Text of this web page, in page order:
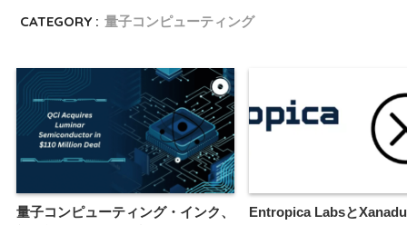
CATEGORY : 量子コンピューティング
量子コンピューティング・インク、
Entropica Labsと